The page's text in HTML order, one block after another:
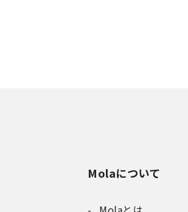
Molaについて